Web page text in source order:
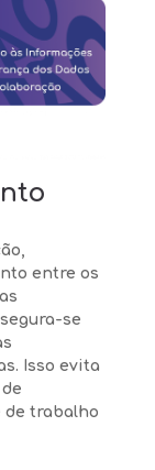
entre os
se
Isso evita
de trabalho